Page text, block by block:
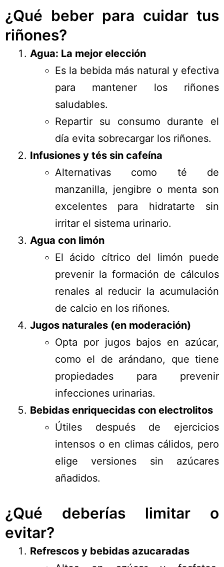
¿Qué beber para cuidar tus
riñones?
Agua: La mejor elección
Es la bebida más natural y efectiva
para mantener los riñones
saludables.
Repartir su consumo durante el
día evita sobrecargar los riñones.
Infusiones y tés sin cafeína
Alternativas como té de
manzanilla, jengibre o menta son
excelentes para hidratarte sin
irritar el sistema urinario.
Agua con limón
El ácido cítrico del limón puede
prevenir la formación de cálculos
renales al reducir la acumulación
de calcio en los riñones.
Jugos naturales (en moderación)
Opta por jugos bajos en azúcar,
como el de arándano, que tiene
propiedades para prevenir
infecciones urinarias.
Bebidas enriquecidas con electrolitos
Útiles después de ejercicios
intensos o en climas cálidos, pero
elige versiones sin azúcares
añadidos.
¿Qué deberías limitar o
evitar?
Refrescos y bebidas azucaradas